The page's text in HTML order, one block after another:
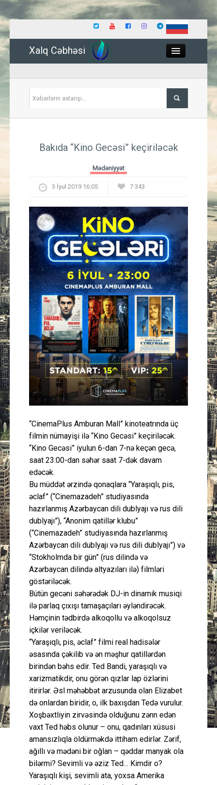
Xalq Cəbhəsi
İqtisadiyyat
Güney Azərbaycan
Mədəniyyət
Müsahibə
İdman
Layihə
Gündəm
Cəmiyyət
Peşə etikası
Əlaqə
Bakıda “Kino Gecəsi” keçiriləcək
Mədəniyyət
3 İyul 2019 16:05 7 343
“CinemaPlus Amburan Mall” kinoteatrında üç
filmin nümayişi ilə “Kino Gecəsi” keçiriləcək.
“Kino Gecəsi” iyulun 6-dan 7-nə keçən gecə,
saat 23:00-dan səhər saat 7-dək davam
edəcək.
Bu müddət ərzində qonaqlara “Yaraşıqlı, pis,
əclaf” (“Cinemazadeh” studiyasında
hazırlanmış Azərbaycan dili dublyajı və rus dili
dublyajı”), “Anonim qatillər klubu”
(“Cinemazadeh” studiyasında hazırlanmış
Azərbaycan dili dublyajı və rus dili dublyajı”) və
“Stokholmda bir gün” (rus dilində və
Azərbaycan dilində altyazıları ilə) filmləri
göstəriləcək.
Bütün gecəni səhərədək DJ-in dinamik musiqi
ilə parlaq çıxışı tamaşaçıları əyləndirəcək.
Həmçinin tədbirdə alkoqollu və alkoqolsuz
içkilər veriləcək.
“Yaraşıqlı, pis, əclaf” filmi real hadisələr
əsasında çəkilib və ən məşhur qatillərdən
birindən bəhs edir. Ted Bandi, yaraşıqlı və
xarizmatikdir, onu görən qızlar lap özlərini
itirirlər. Əsl məhəbbət arzusunda olan Elizabet
də onlardan biridir, o, ilk baxışdan Tedə vurulur.
Xoşbəxtliyin zirvəsində olduğunu zənn edən
vaxt Ted həbs olunur – onu, qadınları xüsusi
amansızlıqla öldürməkdə ittiham edirlər. Zərif,
ağıllı və mədəni bir oğlan – qəddar manyak ola
bilərmi? Sevimli və əziz Ted… Kimdir o?
Yaraşıqlı kişi, sevimli ata, yoxsa Amerika